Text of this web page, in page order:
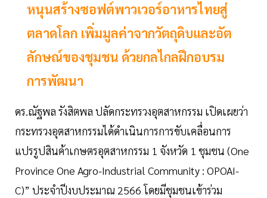
หนุนสร้างซอฟต์พาวเวอร์อาหารไทยสู่
ตลาดโลก เพิ่มมูลค่าจากวัตถุดิบและอัต
ลักษณ์ของชุมชน ด้วยกลไกลฝึกอบรม
การพัฒนา
ดร.ณัฐพล รังสิตพล ปลัดกระทรวงอุตสาหกรรม เปิดเผยว่า
กระทรวงอุตสาหกรรมได้ดำเนินการการขับเคลื่อนการ
แปรรูปสินค้าเกษตรอุตสาหกรรม 1 จังหวัด 1 ชุมชน (One
Province One Agro-Industrial Community : OPOAI-
C)” ประจำปีงบประมาณ 2566 โดยมีชุมชนเข้าร่วม